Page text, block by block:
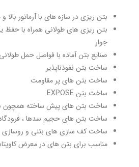
بتن ریزی در سازه های با آرماتور بالا و
بتن ریزی های طولانی همراه با حفظ
جوار
صنایع بتن آماده با فواصل حمل طولانی
ساخت بتن نفوذناپذیر
ساخت بتن های پر مقاومت
ساخت بتن EXPOSE
ساخت بتن های پیش ساخته همچون
ساخت بتن های حجیم سدها ،
ساخت کف سازی های بتنی و روسازی
مناسب برای بتن های در معرض